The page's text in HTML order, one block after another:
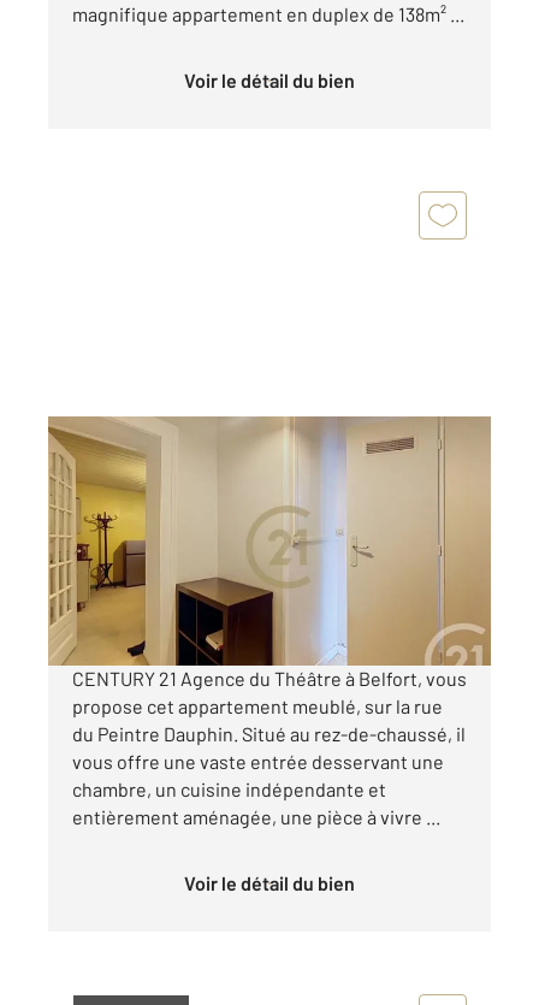
magnifique appartement en duplex de 138m² ...
Voir le détail du bien
BELFORT 90
44 m , 3 pièces
Ref : 30015
Appartement F3 à louer
450 €
par mois charges comprises
CENTURY 21 Agence du Théâtre à Belfort, vous
propose cet appartement meublé, sur la rue
du Peintre Dauphin. Situé au rez-de-chaussé, il
vous offre une vaste entrée desservant une
chambre, un cuisine indépendante et
entièrement aménagée, une pièce à vivre ...
Voir le détail du bien